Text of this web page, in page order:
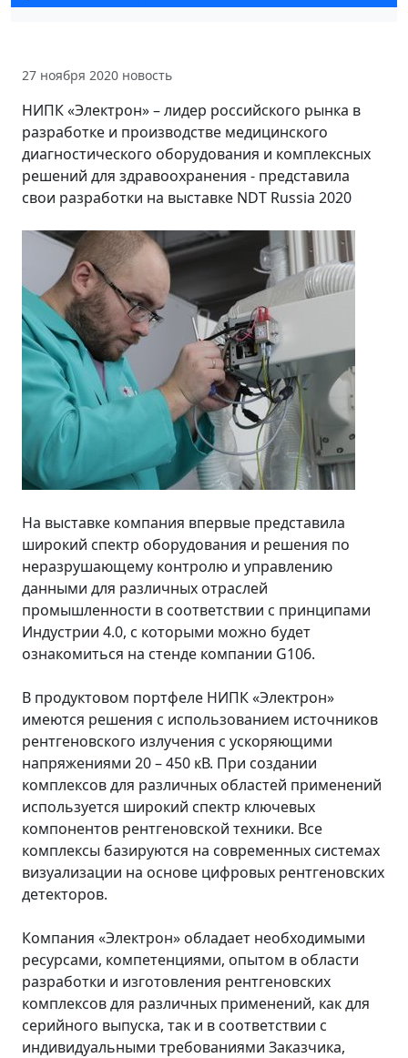
27 ноября 2020 новость
НИПК «Электрон» – лидер российского рынка в
разработке и производстве медицинского
диагностического оборудования и комплексных
решений для здравоохранения - представила
свои разработки на выставке NDT Russia 2020
На выставке компания впервые представила
широкий спектр оборудования и решения по
неразрушающему контролю и управлению
данными для различных отраслей
промышленности в соответствии с принципами
Индустрии 4.0, с которыми можно будет
ознакомиться на стенде компании G106.
В продуктовом портфеле НИПК «Электрон»
имеются решения с использованием источников
рентгеновского излучения с ускоряющими
напряжениями 20 – 450 кВ. При создании
комплексов для различных областей применений
используется широкий спектр ключевых
компонентов рентгеновской техники. Все
комплексы базируются на современных системах
визуализации на основе цифровых рентгеновских
детекторов.
Компания «Электрон» обладает необходимыми
ресурсами, компетенциями, опытом в области
разработки и изготовления рентгеновских
комплексов для различных применений, как для
серийного выпуска, так и в соответствии с
индивидуальными требованиями Заказчика,